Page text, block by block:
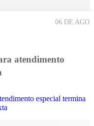
06 DE AGO
atendimento